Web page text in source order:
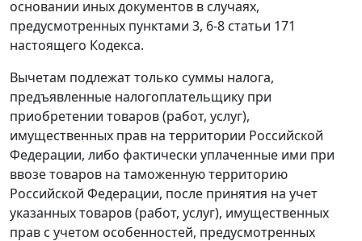
основании иных документов в случаях,
предусмотренных пунктами 3, 6-8 статьи 171
настоящего Кодекса.
Вычетам подлежат только суммы налога,
предъявленные налогоплательщику при
приобретении товаров (работ, услуг),
имущественных прав на территории Российской
Федерации, либо фактически уплаченные ими при
ввозе товаров на таможенную территорию
Российской Федерации, после принятия на учет
указанных товаров (работ, услуг), имущественных
прав с учетом особенностей, предусмотренных